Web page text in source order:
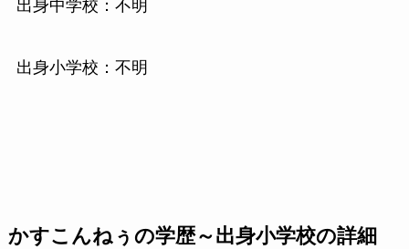
出身中学校：不明
出身小学校：不明
かすこんねぅの学歴～出身小学校の詳細